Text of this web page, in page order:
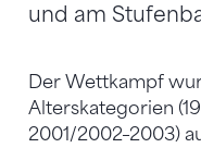
und am
Der Wettkampf
Alterskategorien
2001/2002–2003)